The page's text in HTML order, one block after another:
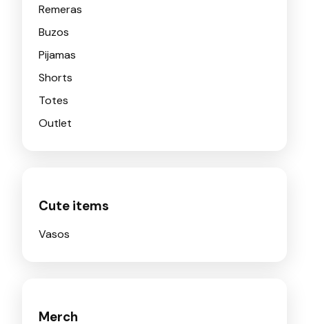
Remeras
Buzos
Pijamas
Shorts
Totes
Outlet
Cute items
Vasos
Merch